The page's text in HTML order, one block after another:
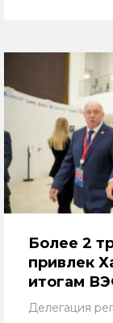
Более 2
привлек
итогам
Делегация